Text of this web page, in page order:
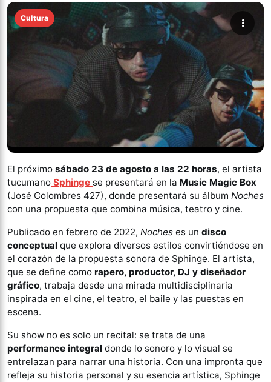
Cultura
El próximo sábado 23 de agosto a las 22 horas, el artista
tucumano Sphinge se presentará en la Music Magic Box
(José Colombres 427), donde presentará su álbum Noches
con una propuesta que combina música, teatro y cine.
Publicado en febrero de 2022, Noches es un disco
conceptual que explora diversos estilos convirtiéndose en
el corazón de la propuesta sonora de Sphinge. El artista,
que se define como rapero, productor, DJ y diseñador
gráfico, trabaja desde una mirada multidisciplinaria
inspirada en el cine, el teatro, el baile y las puestas en
escena.
Su show no es solo un recital: se trata de una
performance integral donde lo sonoro y lo visual se
entrelazan para narrar una historia. Con una impronta que
refleja su historia personal y su esencia artística, Sphinge